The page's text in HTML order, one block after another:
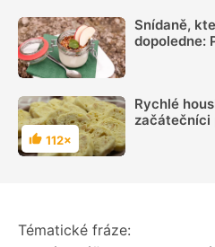
Snídaně,
dopoledne:
Hodnocení
112×
Rychlé
začátečníci
Tématické fráze: